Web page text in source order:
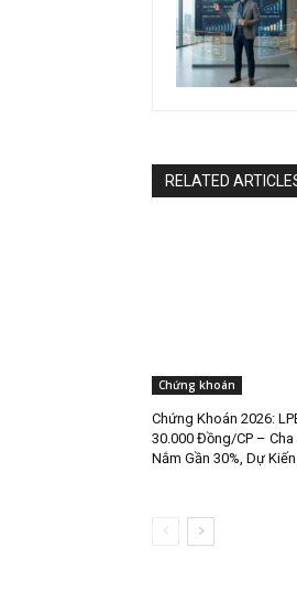
RELATED
Chứng khoán
Chứng Khoán 2026:
30.000 Đồng/CP – Cha
Nắm Gần 30%, Dự